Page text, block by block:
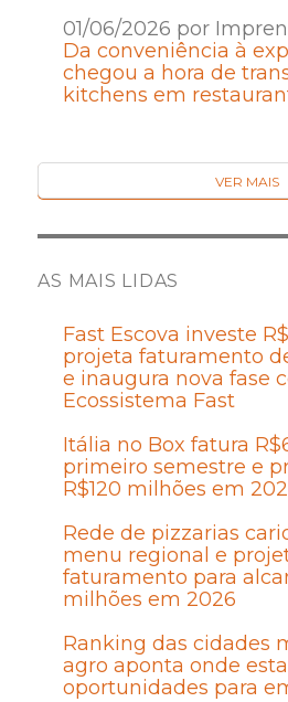
01/06/2026 por
Da conveniência à
chegou a hora de
kitchens em
VER MAIS
AS MAIS LIDAS
Fast Escova investe
projeta faturamento
e inaugura nova fase
Ecossistema Fast
Itália no Box fatura
primeiro semestre e
R$120 milhões em
Rede de pizzarias
menu regional e
faturamento para
milhões em 2026
Ranking das cidades
agro aponta onde
oportunidades para